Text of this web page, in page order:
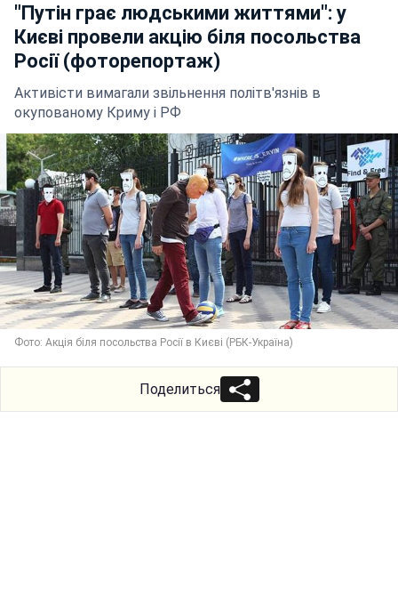
"Путін грає людськими життями": у
Києві провели акцію біля посольства
Росії (фоторепортаж)
Активісти вимагали звільнення політв'язнів в
окупованому Криму і РФ
Фото: Акція біля посольства Росії в Києві (РБК-Україна)
Поделиться